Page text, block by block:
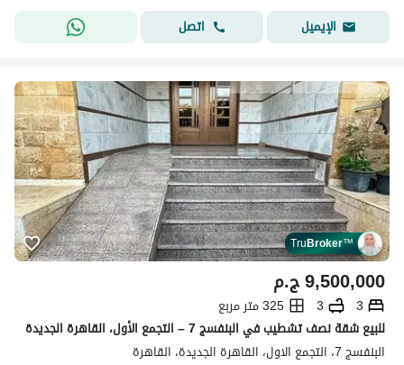
الإيميل
اتصل
TruBroker™
ج.م9,500,000
3
3
325 متر مربع
للبيع شقة نصف تشطيب في البنفسج 7 – التجمع الأول، القاهرة الجديدة
البنفسج 7، التجمع الاول، القاهرة الجديدة، القاهرة